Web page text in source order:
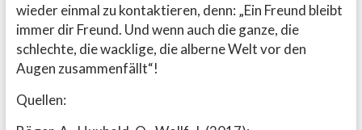
wieder einmal zu kontaktieren, denn: „Ein Freund bleibt
immer dir Freund. Und wenn auch die ganze, die
schlechte, die wacklige, die alberne Welt vor den
Augen zusammenfällt“!
Quellen: